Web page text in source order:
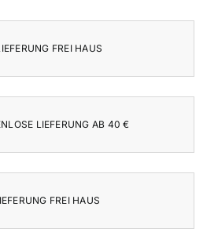
FREI HAUS
LIEFERUNG AB 40 €
FREI HAUS